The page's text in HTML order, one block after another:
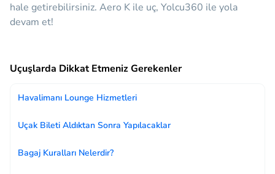
hale getirebilirsiniz. Aero K ile uç, Yolcu360 ile yola
devam et!
Uçuşlarda Dikkat Etmeniz Gerekenler
Havalimanı Lounge Hizmetleri
Uçak Bileti Aldıktan Sonra Yapılacaklar
Bagaj Kuralları Nelerdir?